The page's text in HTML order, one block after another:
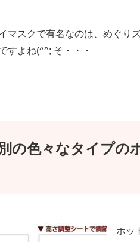
マスクで有名なのは、めぐり
すよね(^^; そ・・・
の色々なタイプの
ホッ